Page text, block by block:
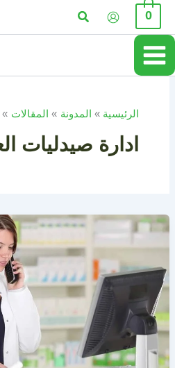
تخطي
المحتوى
0 البحث
الرئيسية المدونة المقالات
ادارة صيدليات